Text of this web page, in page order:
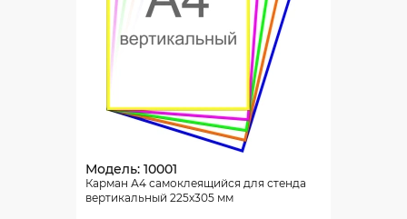
Модель: 10001
Карман А4 самоклеящийся для стенда
вертикальный 225х305 мм